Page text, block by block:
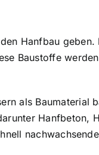
Hanfbau
Baustoffe
als Baumaterial
Hanfbeton,